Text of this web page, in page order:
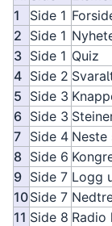
1
Side 1
2 Side 1
3 Side 1 Quiz
4 Side 2
5 Side 3
6 Side 3
7 Side 4 Neste
8 Side 6
9 Side 7 Logg
10Side 7
11 Side 8 Radio